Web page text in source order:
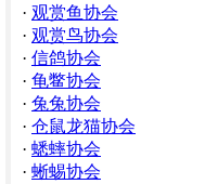
· 观赏鱼协会
· 观赏鸟协会
· 信鸽协会
· 龟鳖协会
· 兔兔协会
· 仓鼠龙猫协会
· 蟋蟀协会
· 蜥蜴协会